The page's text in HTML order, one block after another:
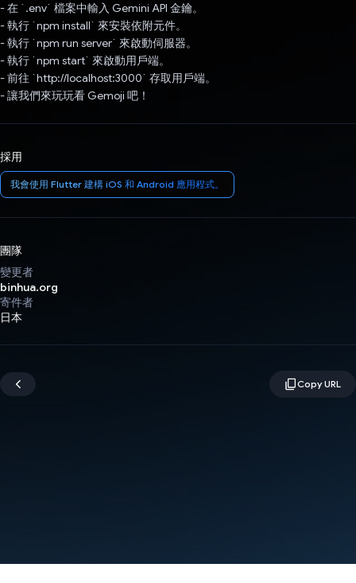
- 在 `.env` 檔案中輸入 Gemini API 金鑰。
- 執行 `npm install` 來安裝依附元件。
- 執行 `npm run server` 來啟動伺服器。
- 執行 `npm start` 來啟動用戶端。
- 前往 `http://localhost:3000` 存取用戶端。
- 讓我們來玩玩看 Gemoji 吧！
採用
我會使用 Flutter 建構 iOS 和 Android 應用程式。
團隊
變更者
binhua.org
寄件者
日本